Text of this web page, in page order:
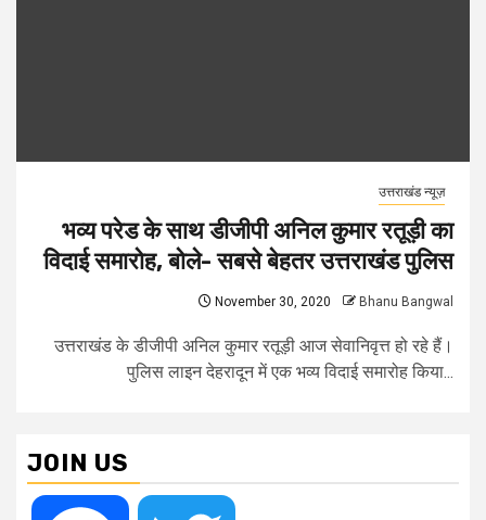
उत्तराखंड न्यूज़
भव्य परेड के साथ डीजीपी अनिल कुमार रतूड़ी का
विदाई समारोह, बोले- सबसे बेहतर उत्तराखंड पुलिस
November 30, 2020 Bhanu Bangwal
उत्तराखंड के डीजीपी अनिल कुमार रतूड़ी आज सेवानिवृत्त हो रहे हैं।
पुलिस लाइन देहरादून में एक भव्य विदाई समारोह किया...
JOIN US